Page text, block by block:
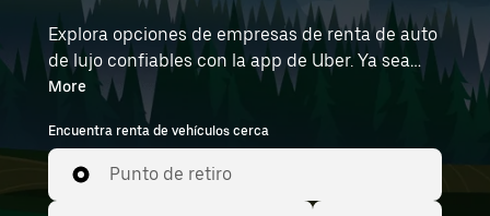
Explora opciones de empresas de renta de auto
de lujo confiables con la app de Uber. Ya sea
que vayas a una reunión o hagas una salida
nocturna, los vehículos premium, incluidos los
autos de lujo, deportivos y exóticos, te permiten
viajar con estilo. Ingresa la hora y la ubicación
(por ejemplo, Captain Rogelio Castillo National
More
Encuentra renta de vehículos cerca
Punto de retiro